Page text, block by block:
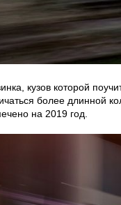
кузов которой
более длинной
на 2019 год.